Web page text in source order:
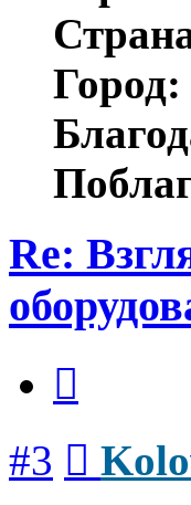
Город:
Re:
#3